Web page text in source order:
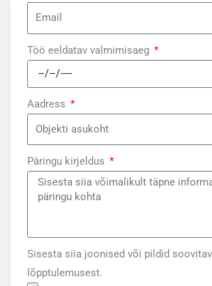
Töö eeldatav valmimisaeg
Aadress
Päringu kirjeldus
Sisesta siia joonised või pildid
lõpptulemusest.